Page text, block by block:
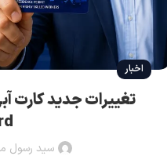
اخبار
سید رسول